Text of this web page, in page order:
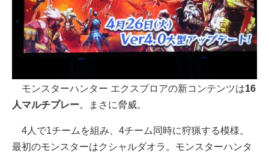
モンスターハンター エクスプロアの新コンテンツは16
人マルチプレー。まさに脅威。
4人で1チームを組み、4チーム同時に狩猟する模様。
最初のモンスターはクシャルダオラ。モンスターハンタ